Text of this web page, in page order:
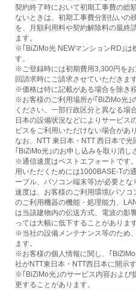
契約終了時において初期工事費の総
ないときは、初期工事費分割払いの
を、月額利用料や契約解除料の最終
ます。
※｢BiZiMo光 NEWマンションRD｣は
す。
※ご登録時には初期費用3,300円を
回請求時にご請求させていただきます
※価格は特に記載がある場合を除き
※お客様のご利用場所が｢BiZiMo光｣
ください。一部行政区分と異なる場
日本の設備状況などによりサービス
ビスをご利用いただけない場合があ
なお、NTT 東日本・NTT 西日本で光
｢BiZiMo光｣のお申し込みを取り消し
※通信速度はベストエフォートです
用いただくためには1000BASE-Tの
ーブル、パソコン端末等)が必要と
速度は、お客様のご利用環境(パソ
のご利用機器の機能・処理能力、
は当該建物内の伝送方式、電波の影
っては大幅に低下することがあります
※当社の設備メンテナンス等のため
ます。
※お客様の個人情報に関し、｢
社がNTT東日本・NTT西日本に開示
※｢BiZiMo光｣のサービス内容および
更することがあります。